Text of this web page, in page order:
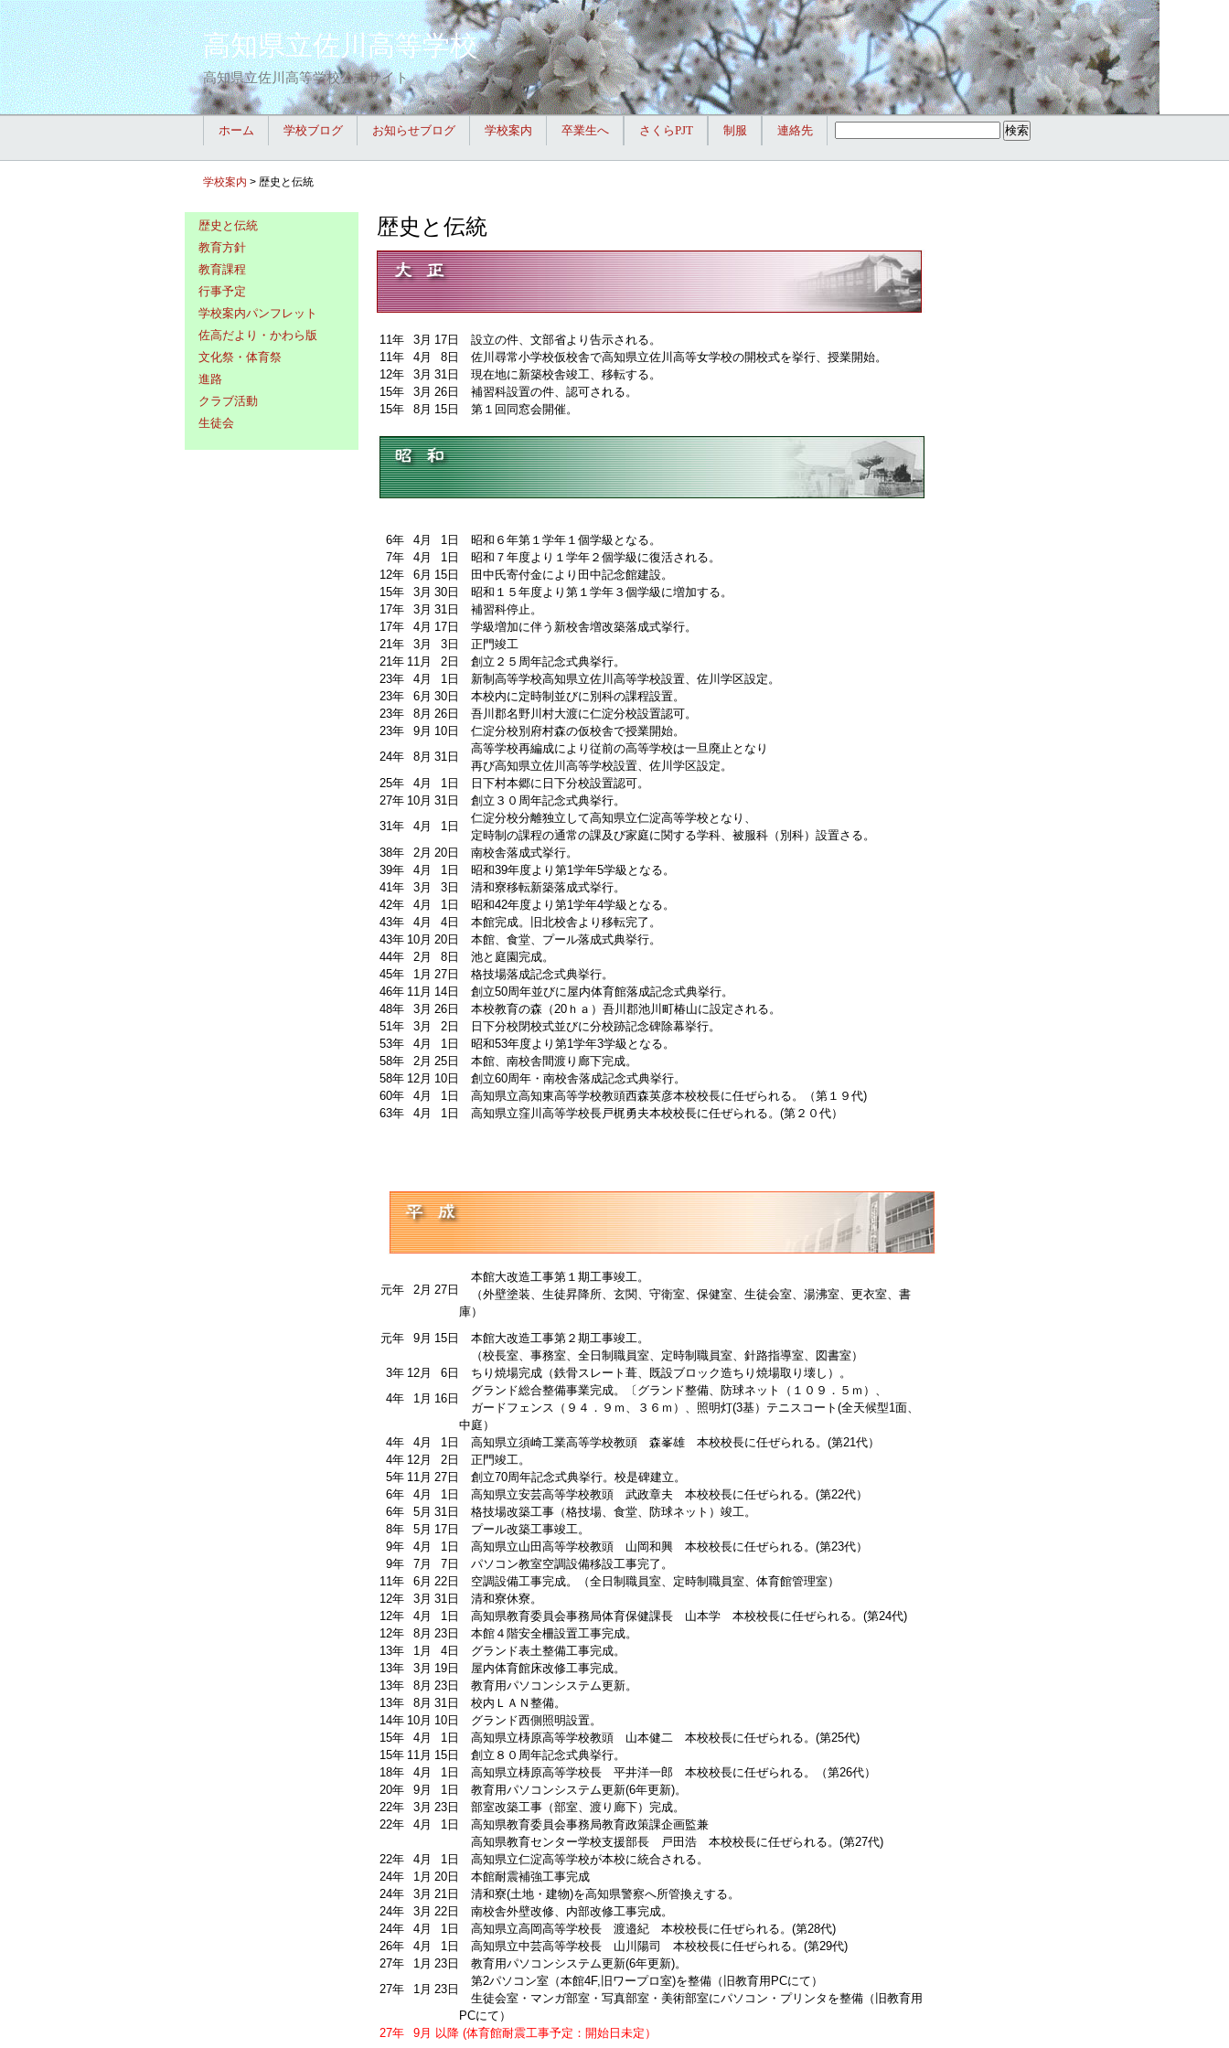
高知県立佐川高等学校
高知県立佐川高等学校公式サイト
ホーム 学校ブログ お知らせブログ 学校案内 卒業生へ さくらPJT 制服 連絡先
学校案内 > 歴史と伝統
歴史と伝統
11年 3月 17日
設立の件、文部省より告示される。
11年
4月 8日
佐川尋常小学校仮校舎で高知県立佐川高等女学校の開校式を挙行、授業開始。
12年
3月 31日
現在地に新築校舎竣工、移転する。
15年
3月 26日
補習科設置の件、認可される。
15年
8月 15日 第１回同窓会開催。
6年 4月 1日
昭和６年第１学年１個学級となる。
7年
4月 1日
昭和７年度より１学年２個学級に復活される。
12年
6月 15日
田中氏寄付金により田中記念館建設。
15年
3月 30日
昭和１５年度より第１学年３個学級に増加する。
17年
3月 31日
補習科停止。
17年
4月 17日
学級増加に伴う新校舎増改築落成式挙行。
21年
3月 3日
正門竣工
21年 11月 2日
創立２５周年記念式典挙行。
23年
4月 1日
新制高等学校高知県立佐川高等学校設置、佐川学区設定。
23年
6月 30日
本校内に定時制並びに別科の課程設置。
23年
8月 26日
吾川郡名野川村大渡に仁淀分校設置認可。
23年
9月 10日
仁淀分校別府村森の仮校舎で授業開始。
24年
8月 31日
高等学校再編成により従前の高等学校は一旦廃止となり
再び高知県立佐川高等学校設置、佐川学区設定。
25年
4月 1日
日下村本郷に日下分校設置認可。
27年 10月 31日
創立３０周年記念式典挙行。
31年
4月 1日
仁淀分校分離独立して高知県立仁淀高等学校となり、
定時制の課程の通常の課及び家庭に関する学科、被服科（別科）設置さる。
38年
2月 20日
南校舎落成式挙行。
39年
4月 1日
昭和39年度より第1学年5学級となる。
41年
3月 3日
清和寮移転新築落成式挙行。
42年
4月 1日
昭和42年度より第1学年4学級となる。
43年
4月 4日
本館完成。旧北校舎より移転完了。
43年 10月 20日
本館、食堂、プール落成式典挙行。
44年
2月 8日
池と庭園完成。
45年
1月 27日
格技場落成記念式典挙行。
46年 11月 14日
創立50周年並びに屋内体育館落成記念式典挙行。
48年
3月 26日
本校教育の森（20ｈａ）吾川郡池川町椿山に設定される。
51年
3月 2日
日下分校閉校式並びに分校跡記念碑除幕挙行。
53年
4月 1日
昭和53年度より第1学年3学級となる。
58年
2月 25日
本館、南校舎間渡り廊下完成。
58年 12月 10日
創立60周年・南校舎落成記念式典挙行。
60年
4月 1日
高知県立高知東高等学校教頭西森英彦本校校長に任ぜられる。（第１９代)
63年
4月 1日 高知県立窪川高等学校長戸梶勇夫本校校長に任ぜられる。(第２０代）
元年 2月 27日
本館大改造工事第１期工事竣工。
（外壁塗装、生徒昇降所、玄関、守衛室、保健室、生徒会室、湯沸室、更衣室、書
庫）
元年
9月 15日
本館大改造工事第２期工事竣工。
（校長室、事務室、全日制職員室、定時制職員室、針路指導室、図書室）
3年 12月 6日
ちり焼場完成（鉄骨スレート葺、既設ブロック造ちり焼場取り壊し）。
4年
1月 16日
グランド総合整備事業完成。〔グランド整備、防球ネット（１０９．５ｍ）、
ガードフェンス（９４．９ｍ、３６ｍ）、照明灯(3基）テニスコート(全天候型1面、
中庭）
4年
4月 1日
高知県立須崎工業高等学校教頭 森峯雄 本校校長に任ぜられる。(第21代）
4年 12月 2日
正門竣工。
5年 11月 27日
創立70周年記念式典挙行。校是碑建立。
6年
4月 1日
高知県立安芸高等学校教頭 武政章夫 本校校長に任ぜられる。(第22代）
6年
5月 31日
格技場改築工事（格技場、食堂、防球ネット）竣工。
8年
5月 17日
プール改築工事竣工。
9年
4月 1日
高知県立山田高等学校教頭 山岡和興 本校校長に任ぜられる。(第23代）
9年
7月 7日
パソコン教室空調設備移設工事完了。
11年
6月 22日
空調設備工事完成。（全日制職員室、定時制職員室、体育館管理室）
12年
3月 31日
清和寮休寮。
12年
4月 1日
高知県教育委員会事務局体育保健課長 山本学 本校校長に任ぜられる。(第24代)
12年
8月 23日
本館４階安全柵設置工事完成。
13年
1月 4日
グランド表土整備工事完成。
13年
3月 19日
屋内体育館床改修工事完成。
13年
8月 23日
教育用パソコンシステム更新。
13年
8月 31日
校内ＬＡＮ整備。
14年 10月 10日
グランド西側照明設置。
15年
4月 1日
高知県立梼原高等学校教頭 山本健二 本校校長に任ぜられる。(第25代)
15年 11月 15日
創立８０周年記念式典挙行。
18年
4月 1日
高知県立梼原高等学校長 平井洋一郎 本校校長に任ぜられる。（第26代）
20年
9月 1日
教育用パソコンシステム更新(6年更新)。
22年
3月 23日
部室改築工事（部室、渡り廊下）完成。
22年
4月 1日
高知県教育委員会事務局教育政策課企画監兼
高知県教育センター学校支援部長 戸田浩 本校校長に任ぜられる。(第27代)
22年
4月 1日
高知県立仁淀高等学校が本校に統合される。
24年
1月 20日
本館耐震補強工事完成
24年
3月 21日
清和寮(土地・建物)を高知県警察へ所管換えする。
24年
3月 22日
南校舎外壁改修、内部改修工事完成。
24年
4月 1日
高知県立高岡高等学校長 渡邉紀 本校校長に任ぜられる。(第28代)
26年
4月 1日
高知県立中芸高等学校長 山川陽司 本校校長に任ぜられる。(第29代)
27年
1月 23日
教育用パソコンシステム更新(6年更新)。
27年
1月 23日
第2パソコン室（本館4F,旧ワープロ室)を整備（旧教育用PCにて）
生徒会室・マンガ部室・写真部室・美術部室にパソコン・プリンタを整備（旧教育用
PCにて）
27年
9月 以降 (体育館耐震工事予定：開始日未定）
歴史と伝統
教育方針
教育課程
行事予定
学校案内パンフレット
佐高だより・かわら版
文化祭・体育祭
進路
クラブ活動
生徒会